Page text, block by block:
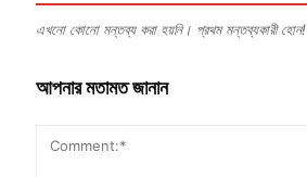
এখনো কোনো মন্তব্য করা হয়নি। প্রথম মন্তব্যকারী হোন!
আপনার মতামত জানান